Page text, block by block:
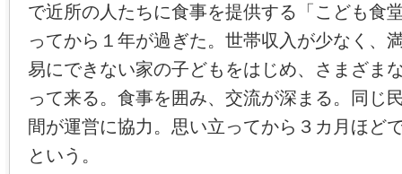
で近所の人たちに食事を提供する「こども食
ってから１年が過ぎた。世帯収入が少なく、
易にできない家の子どもをはじめ、さまざま
って来る。食事を囲み、交流が深まる。同じ
間が運営に協力。思い立ってから３カ月ほど
という。